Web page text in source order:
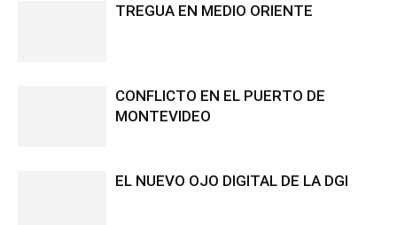
TREGUA EN MEDIO ORIENTE
CONFLICTO EN EL PUERTO DE
MONTEVIDEO
EL NUEVO OJO DIGITAL DE LA DGI